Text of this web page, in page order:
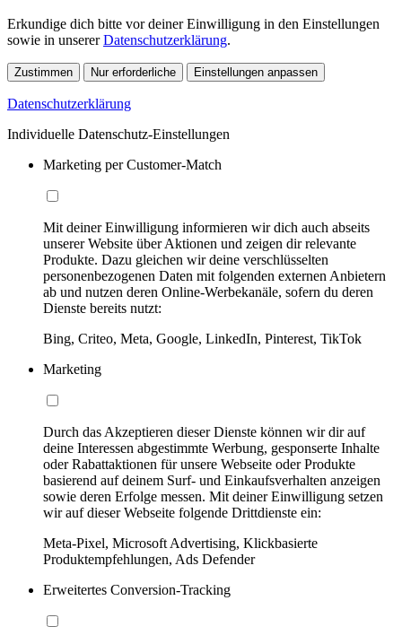
Erkundige dich bitte vor deiner Einwilligung in den Einstellungen
sowie in unsererDatenschutzerklärung.
Zustimmen Nur erforderliche Einstellungen anpassen
Datenschutzerklärung
Individuelle Datenschutz-Einstellungen
Marketing per Customer-Match
Mit deiner Einwilligung informieren wir dich auch abseits
unserer Website über Aktionen und zeigen dir relevante
Produkte. Dazu gleichen wir deine verschlüsselten
personenbezogenen Daten mit folgenden externen Anbietern
ab und nutzen deren Online-Werbekanäle, sofern du deren
Dienste bereits nutzt:
Bing, Criteo, Meta, Google, LinkedIn, Pinterest, TikTok
Marketing
Durch das Akzeptieren dieser Dienste können wir dir auf
deine Interessen abgestimmte Werbung, gesponserte Inhalte
oder Rabattaktionen für unsere Webseite oder Produkte
basierend auf deinem Surf- und Einkaufsverhalten anzeigen
sowie deren Erfolge messen. Mit deiner Einwilligung setzen
wir auf dieser Webseite folgende Drittdienste ein:
Meta-Pixel, Microsoft Advertising, Klickbasierte
Produktempfehlungen, Ads Defender
Erweitertes Conversion-Tracking